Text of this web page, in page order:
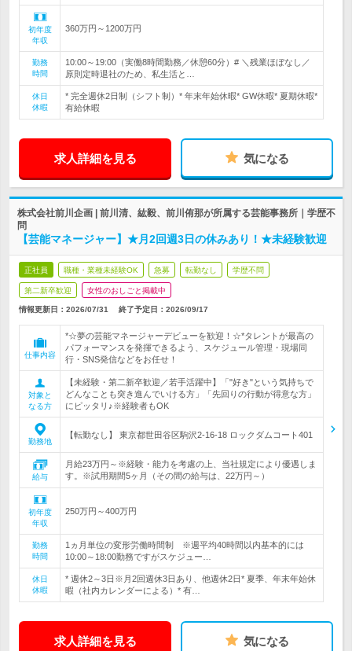
初年度
年収
360万円～1200万円
勤務
時間
10:00～19:00（実働8時間勤務／休憩60分）# ＼残業ほぼなし／
原則定時退社のため、私生活と…
休日
休暇
* 完全週休2日制（シフト制）* 年末年始休暇* GW休暇* 夏期休暇*
有給休暇
求人詳細を見る 気になる
株式会社前川企画 | 前川清、紘毅、前川侑那が所属する芸能事務所｜学歴不
問
【芸能マネージャー】★月2回週3日の休みあり！★未経験歓迎
正社員 職種・業種未経験OK 急募 転勤なし 学歴不問
第二新卒歓迎 女性のおしごと掲載中
情報更新日：2026/07/31 終了予定日： 2026/09/17
仕事内容
*☆夢の芸能マネージャーデビューを歓迎！☆*タレントが最高の
パフォーマンスを発揮できるよう、スケジュール管理・現場同
行・SNS発信などをお任せ！
対象と
なる方
【未経験・第二新卒歓迎／若手活躍中】「"好き"という気持ちで
どんなことも突き進んでいける方」「先回りの行動が得意な方」
にピッタリ♪※経験者もOK
勤務地
【転勤なし】 東京都世田谷区駒沢2-16-18 ロックダムコート401
給与
月給23万円～※経験・能力を考慮の上、当社規定により優遇しま
す。※試用期間5ヶ月（その間の給与は、22万円～）
初年度
年収
250万円～400万円
勤務
時間
1ヵ月単位の変形労働時間制 ※週平均40時間以内基本的には
10:00～18:00勤務ですがスケジュー…
休日
休暇
* 週休2～3日※月2回週休3日あり、他週休2日* 夏季、年末年始休
暇（社内カレンダーによる）* 有…
求人詳細を見る 気になる